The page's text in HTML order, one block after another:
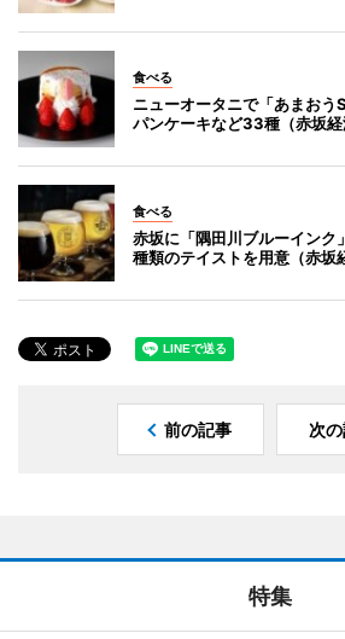
食べる
ニューオータニで「あまお
パンケーキなど33種（赤坂経
食べる
赤坂に「隅田川ブルーインク
種類のテイストを用意（赤坂
前の記事 次
特集